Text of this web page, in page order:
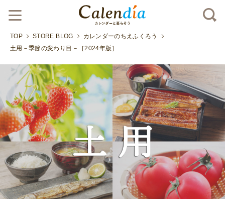
TOP STORE BLOG
カレンダーのちえふくろう
土用－季節の変わり目－［2024年版］